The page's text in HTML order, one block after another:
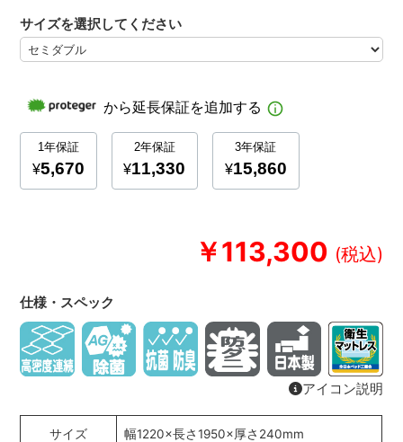
￥113,300
サイズを選択してください
仕様・スペック
アイコン説明
サイズ 幅1220×長さ1950×厚さ240mm